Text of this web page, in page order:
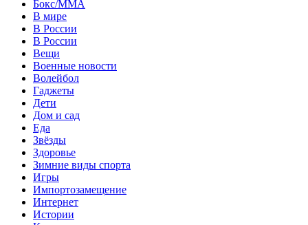
Бокс/MMA
В мире
В России
В России
Вещи
Военные новости
Волейбол
Гаджеты
Дети
Дом и сад
Еда
Звёзды
Здоровье
Зимние виды спорта
Игры
Импортозамещение
Интернет
Истории